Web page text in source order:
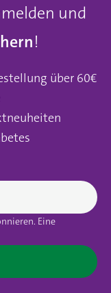
und
!
über 60€
Eine